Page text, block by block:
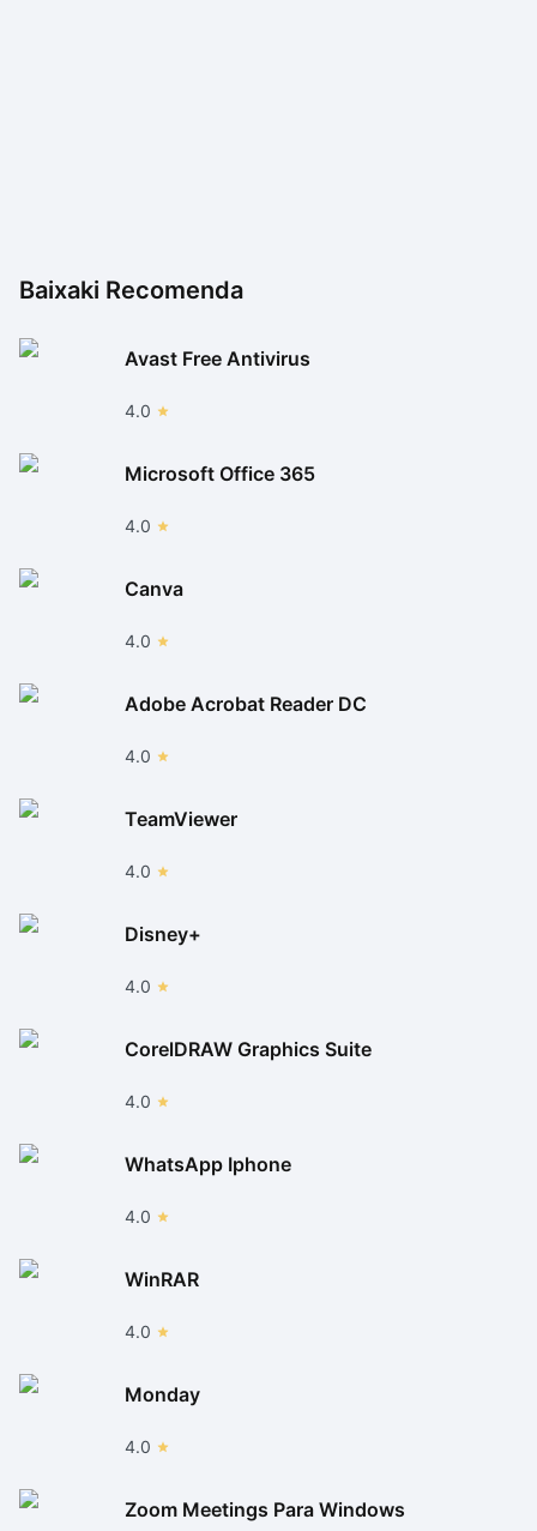
Baixaki Recomenda
Avast Free Antivirus
4.0
Microsoft Office 365
4.0
Canva
4.0
Adobe Acrobat Reader DC
4.0
TeamViewer
4.0
Disney+
4.0
CorelDRAW Graphics Suite
4.0
WhatsApp Iphone
4.0
WinRAR
4.0
Monday
4.0
Zoom Meetings Para Windows